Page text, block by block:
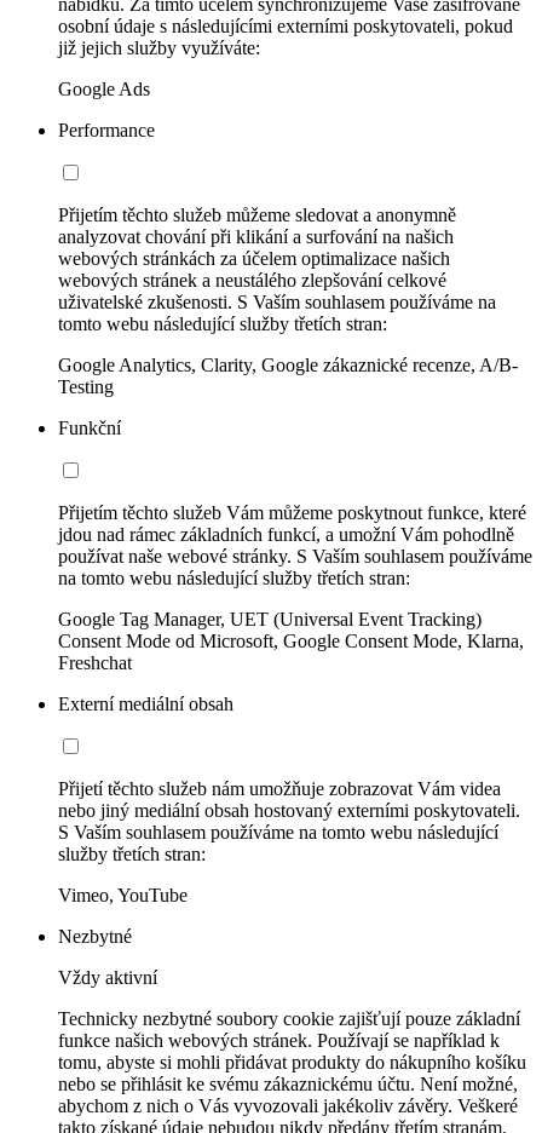
osobní údaje s následujícími externími poskytovateli, pokud
již jejich služby využíváte:
Google Ads
Performance
Přijetím těchto služeb můžeme sledovat a anonymně
analyzovat chování při klikání a surfování na našich
webových stránkách za účelem optimalizace našich
webových stránek a neustálého zlepšování celkové
uživatelské zkušenosti. S Vaším souhlasem používáme na
tomto webu následující služby třetích stran:
Google Analytics, Clarity, Google zákaznické recenze, A/B-
Testing
Funkční
Přijetím těchto služeb Vám můžeme poskytnout funkce, které
jdou nad rámec základních funkcí, a umožní Vám pohodlně
používat naše webové stránky. S Vaším souhlasem používáme
na tomto webu následující služby třetích stran:
Google Tag Manager, UET (Universal Event Tracking)
Consent Mode od Microsoft, Google Consent Mode, Klarna,
Freshchat
Externí mediální obsah
Přijetí těchto služeb nám umožňuje zobrazovat Vám videa
nebo jiný mediální obsah hostovaný externími poskytovateli.
S Vaším souhlasem používáme na tomto webu následující
služby třetích stran:
Vimeo, YouTube
Nezbytné
Vždy aktivní
Technicky nezbytné soubory cookie zajišťují pouze základní
funkce našich webových stránek. Používají se například k
tomu, abyste si mohli přidávat produkty do nákupního košíku
nebo se přihlásit ke svému zákaznickému účtu. Není možné,
abychom z nich o Vás vyvozovali jakékoliv závěry. Veškeré
takto získané údaje nebudou nikdy předány třetím stranám.